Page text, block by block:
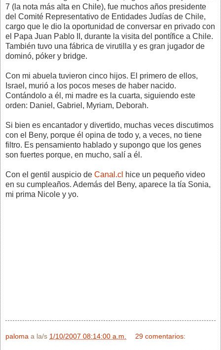
7 (la nota más alta en Chile), fue muchos años presidente
del Comité Representativo de Entidades Judías de Chile,
cargo que le dio la oportunidad de conversar en privado con
el Papa Juan Pablo II, durante la visita del pontífice a Chile.
También tuvo una fábrica de virutilla y es gran jugador de
dominó, póker y bridge.
Con mi abuela tuvieron cinco hijos. El primero de ellos,
Israel, murió a los pocos meses de haber nacido.
Contándolo a él, mi madre es la cuarta, siguiendo este
orden: Daniel, Gabriel, Myriam, Deborah.
Si bien es encantador y divertido, muchas veces discutimos
con el Beny, porque él opina de todo y, a veces, no tiene
filtro. Es pensamiento hablado y supongo que los genes
son fuertes porque, en mucho, salí a él.
Con el gentil auspicio de Canal.cl hice un pequeño video
en su cumpleaños. Además del Beny, aparece la tía Sonia,
mi prima Nicole y yo.
paloma a la/s 1/10/2007 08:14:00 a.m. 29 comentarios: